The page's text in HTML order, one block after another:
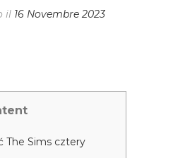
il 16 Novembre 2023
The Sims cztery